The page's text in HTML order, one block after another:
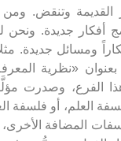
القديمة وتنقض.
أفكار جديدة. ونحن
ومسائل جديدة.
«نظرية
الفرع، وصدرت
العلم، أو فلسفة
المضافة